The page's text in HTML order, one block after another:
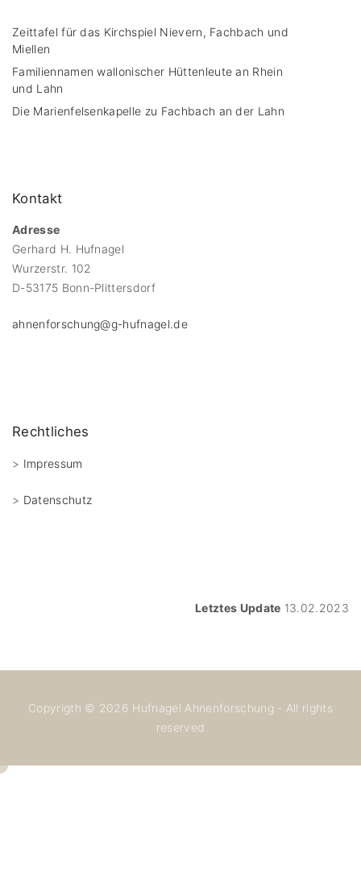
Zeittafel für das Kirchspiel Nievern, Fachbach und
Miellen
Familiennamen wallonischer Hüttenleute an Rhein
und Lahn
Die Marienfelsenkapelle zu Fachbach an der Lahn
Kontakt
Adresse
Gerhard H. Hufnagel
Wurzerstr. 102
D-53175 Bonn-Plittersdorf
ahnenforschung@g-hufnagel.de
Rechtliches
> Impressum
> Datenschutz
Letztes Update 13.02.2023
Copyrigth © 2026 Hufnagel Ahnenforschung - All rights
reserved